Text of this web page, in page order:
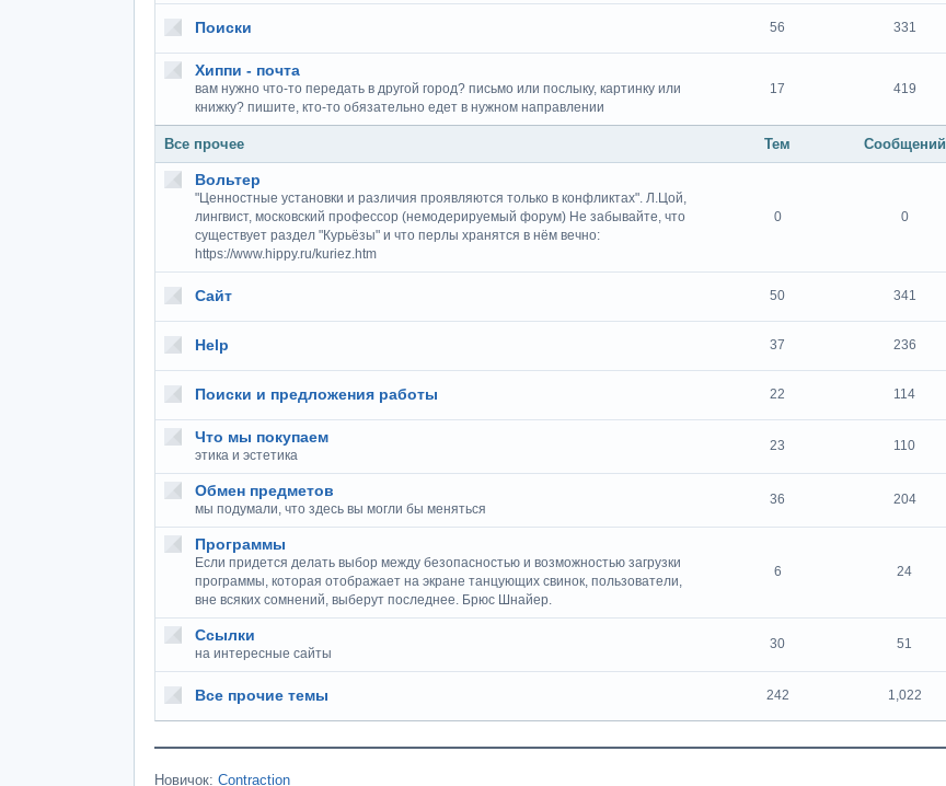
Поиски 56 331
Хиппи - почта
вам нужно что-то передать в другой город? письмо или послыку, картинку или
книжку? пишите, кто-то обязательно едет в нужном направлении
17 419
Все прочее Тем Сообщений
Вольтер
"Ценностные установки и различия проявляются только в конфликтах". Л.Цой,
лингвист, московский профессор (немодерируемый форум) Не забывайте, что
существует раздел "Курьёзы" и что перлы хранятся в нём вечно:
https://www.hippy.ru/kuriez.htm
0 0
Сайт 50 341
Help 37 236
Поиски и предложения работы 22 114
Что мы покупаем
этика и эстетика
23 110
Обмен предметов
мы подумали, что здесь вы могли бы меняться
36 204
Программы
Если придется делать выбор между безопасностью и возможностью загрузки
программы, которая отображает на экране танцующих свинок, пользователи,
вне всяких сомнений, выберут последнее. Брюс Шнайер.
6 24
Ссылки
на интересные сайты
30 51
Все прочие темы 242 1,022
Новичок: Contraction